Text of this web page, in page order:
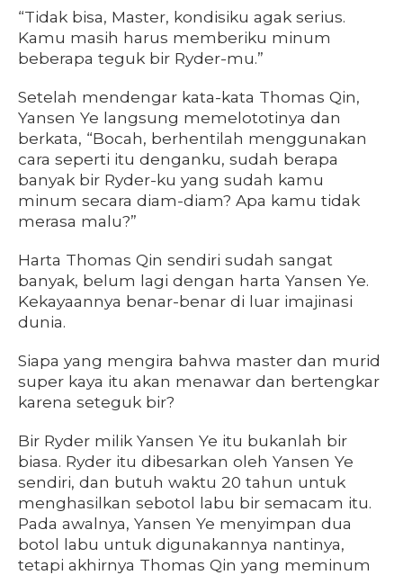
“Tidak bisa, Master, kondisiku agak serius.
Kamu masih harus memberiku minum
beberapa teguk bir Ryder-mu.”
Setelah mendengar kata-kata Thomas Qin,
Yansen Ye langsung memelototinya dan
berkata, “Bocah, berhentilah menggunakan
cara seperti itu denganku, sudah berapa
banyak bir Ryder-ku yang sudah kamu
minum secara diam-diam? Apa kamu tidak
merasa malu?”
Harta Thomas Qin sendiri sudah sangat
banyak, belum lagi dengan harta Yansen Ye.
Kekayaannya benar-benar di luar imajinasi
dunia.
Siapa yang mengira bahwa master dan murid
super kaya itu akan menawar dan bertengkar
karena seteguk bir?
Bir Ryder milik Yansen Ye itu bukanlah bir
biasa. Ryder itu dibesarkan oleh Yansen Ye
sendiri, dan butuh waktu 20 tahun untuk
menghasilkan sebotol labu bir semacam itu.
Pada awalnya, Yansen Ye menyimpan dua
botol labu untuk digunakannya nantinya,
tetapi akhirnya Thomas Qin yang meminum